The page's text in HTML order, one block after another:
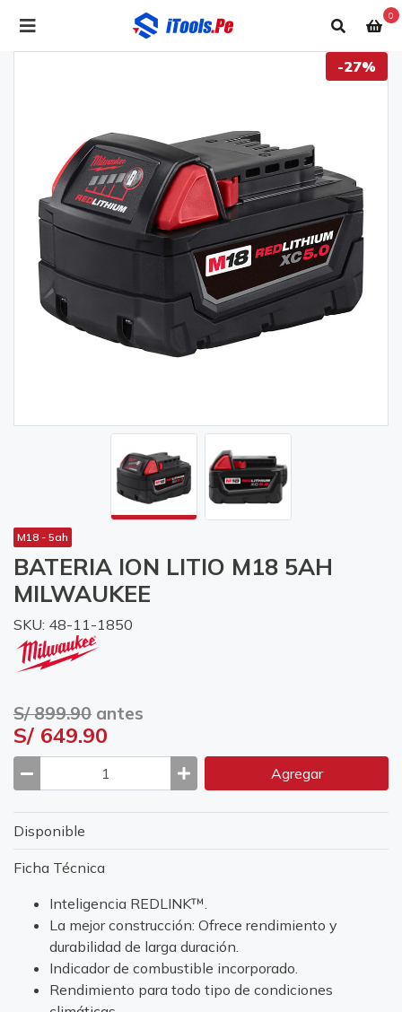
0
-27%
M18 - 5ah
BATERIA ION LITIO M18 5AH
MILWAUKEE
SKU: 48-11-1850
S/ 899.90 antes
S/ 649.90
Agregar
Disponible
Ficha Técnica
Inteligencia REDLINK™.
La mejor construcción: Ofrece rendimiento y
durabilidad de larga duración.
Indicador de combustible incorporado.
Rendimiento para todo tipo de condiciones